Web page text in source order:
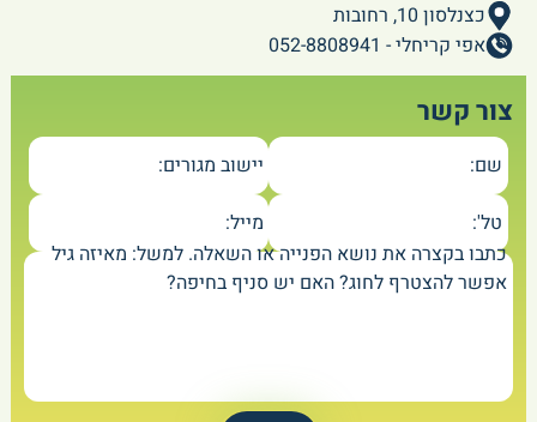
כצנלסון 10, רחובות
אפי קריחלי - 052-8808941
צור קשר
שם:
יישוב מגורים:
טל':
מייל:
כתבו בקצרה את נושא הפנייה או השאלה. למשל: מאיזה גיל
אפשר להצטרף לחוג? האם יש סניף בחיפה?